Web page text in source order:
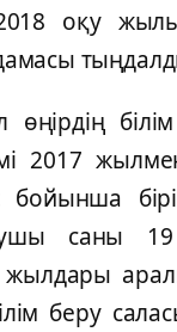
оқу
2017
бойынша
саны
беру